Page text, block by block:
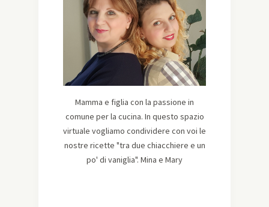
Mamma e figlia con la passione in
comune per la cucina. In questo spazio
virtuale vogliamo condividere con voi le
nostre ricette "tra due chiacchiere e un
po' di vaniglia". Mina e Mary